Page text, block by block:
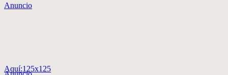
Anuncio
Aquí:125x125